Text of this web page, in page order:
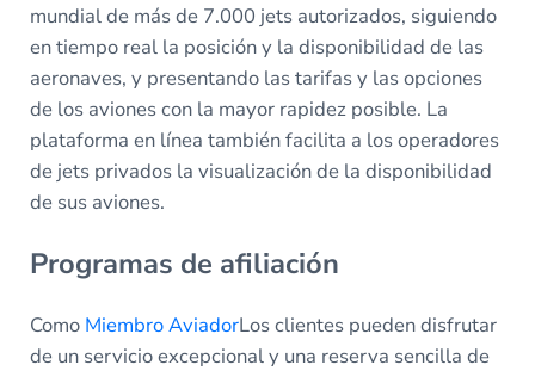
mundial de más de 7.000 jets autorizados, siguiendo
en tiempo real la posición y la disponibilidad de las
aeronaves, y presentando las tarifas y las opciones
de los aviones con la mayor rapidez posible. La
plataforma en línea también facilita a los operadores
de jets privados la visualización de la disponibilidad
de sus aviones.
Programas de afiliación
Como Miembro AviadorLos clientes pueden disfrutar
de un servicio excepcional y una reserva sencilla de